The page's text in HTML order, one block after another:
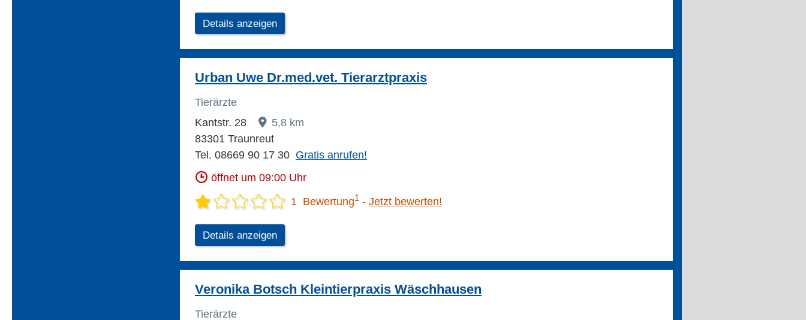
Details anzeigen
Urban Uwe Dr.med.vet. Tierarztpraxis
Tierärzte
Kantstr. 28
5,8 km
83301 Traunreut
Tel. 08669 90 17 30 Gratis anrufen!
öffnet um 09:00 Uhr
1 Bewertung1 Jetzt bewerten!
Details anzeigen
Veronika Botsch Kleintierpraxis Wäschhausen
Tierärzte